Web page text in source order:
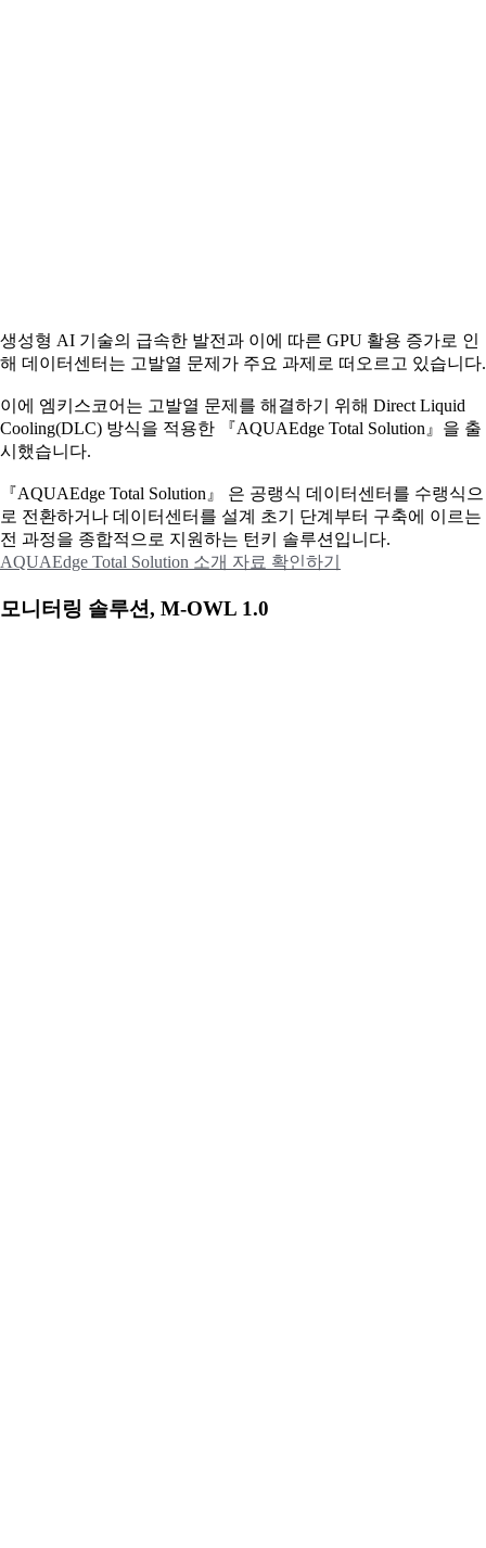
생성형 AI 기술의 급속한 발전과 이에 따른 GPU 활용 증가로 인
해 데이터센터는 고발열 문제가 주요 과제로 떠오르고 있습니다.
이에 엠키스코어는 고발열 문제를 해결하기 위해 Direct Liquid
Cooling(DLC) 방식을 적용한 『AQUAEdge Total Solution』을 출
시했습니다.
『AQUAEdge Total Solution』 은 공랭식 데이터센터를 수랭식으
로 전환하거나 데이터센터를 설계 초기 단계부터 구축에 이르는
전 과정을 종합적으로 지원하는 턴키 솔루션입니다.
AQUAEdge Total Solution 소개 자료 확인하기
모니터링 솔루션, M-OWL 1.0